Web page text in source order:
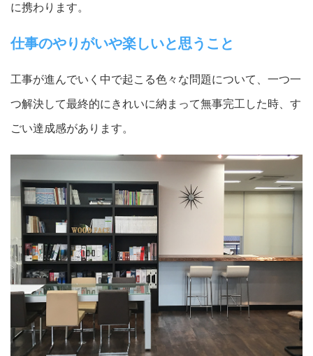
に携わります。
仕事のやりがいや楽しいと思うこと
工事が進んでいく中で起こる色々な問題について、一つ一
つ解決して最終的にきれいに納まって無事完工した時、す
ごい達成感があります。